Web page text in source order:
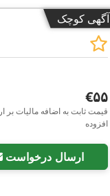
آگهی کوچک
‎€۵۵
قیمت ثابت به اضافه مالیات بر
افزوده
ارسال درخواست